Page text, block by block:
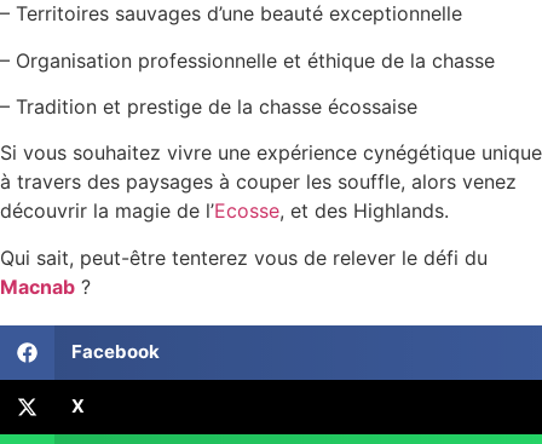
– Territoires sauvages d’une beauté exceptionnelle
– Organisation professionnelle et éthique de la chasse
– Tradition et prestige de la chasse écossaise
Si vous souhaitez vivre une expérience cynégétique unique
à travers des paysages à couper les souffle, alors venez
découvrir la magie de l’Ecosse, et des Highlands.
Qui sait, peut-être tenterez vous de relever le défi du
Macnab ?
Facebook
X